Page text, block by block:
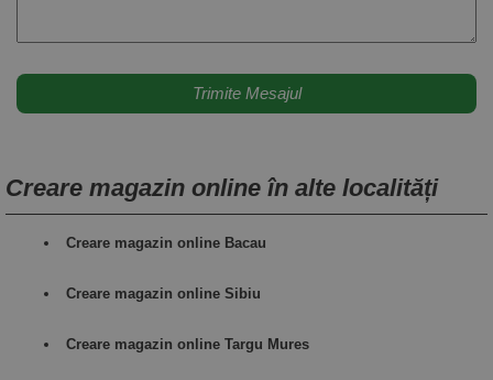
Creare magazin online în alte localități
Creare magazin online Bacau
Creare magazin online Sibiu
Creare magazin online Targu Mures